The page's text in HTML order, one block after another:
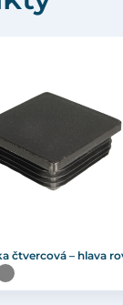
čtvercová – hlava